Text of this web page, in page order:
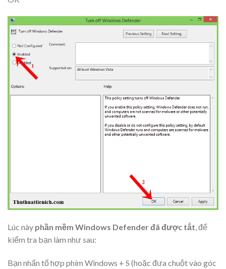
Lúc này phần mềm Windows Defender đã được tắt, để
kiểm tra bạn làm như sau:
Bạn nhấn tổ hợp phím Windows + S (hoặc đưa chuột vào góc